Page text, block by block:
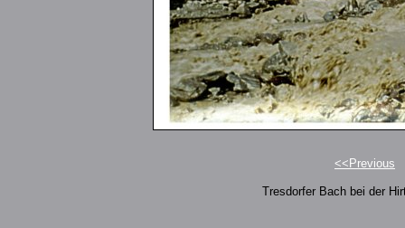
<<Previous
Tresdorfer Bach bei der